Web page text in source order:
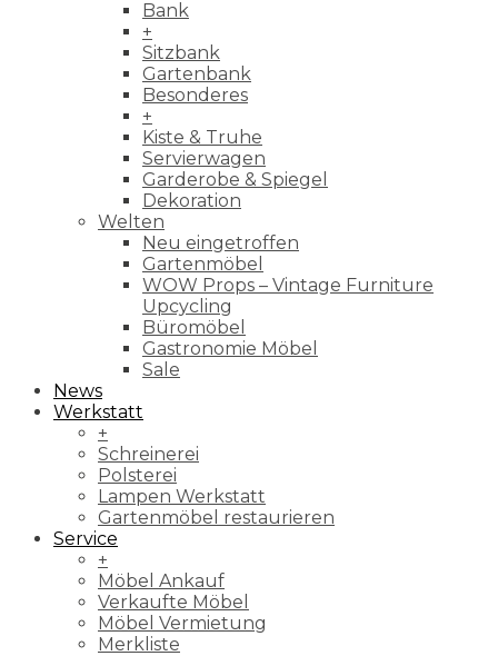
Bank
+
Sitzbank
Gartenbank
Besonderes
+
Kiste & Truhe
Servierwagen
Garderobe & Spiegel
Dekoration
Welten
Neu eingetroffen
Gartenmöbel
WOW Props – Vintage Furniture
Upcycling
Büromöbel
Gastronomie Möbel
Sale
News
Werkstatt
+
Schreinerei
Polsterei
Lampen Werkstatt
Gartenmöbel restaurieren
Service
+
Möbel Ankauf
Verkaufte Möbel
Möbel Vermietung
Merkliste